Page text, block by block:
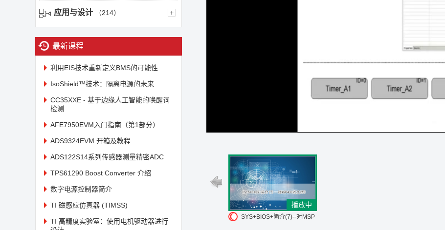
+
应用与设计 （214）
最新课程
利用EIS技术重新定义BMS的可能性
IsoShield™技术：隔离电源的未来
CC35XXE - 基于边缘人工智能的唤醒词
检测
AFE7950EVM入门指南（第1部分）
ADS9324EVM 开箱及教程
ADS122S14系列传感器测量精密ADC
TPS61290 Boost Converter 介绍
数字电源控制器简介
TI 磁感应仿真器 (TIMSS)
TI 高精度实验室：使用电机驱动器进行
SYS+BIOS+简介(7)--对MSP
播放中